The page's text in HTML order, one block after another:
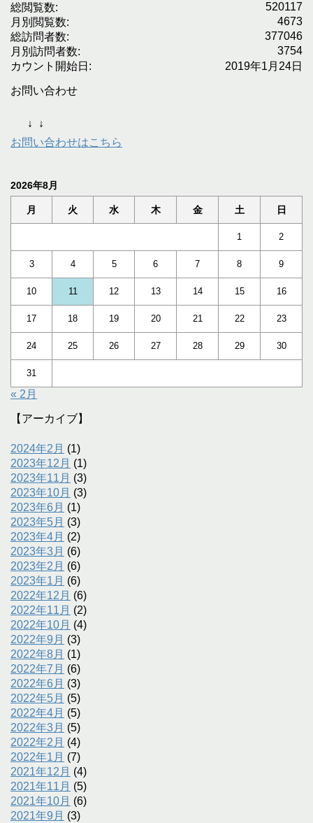
520117
総閲覧数:
4673
月別閲覧数:
377046
総訪問者数:
3754
月別訪問者数:
2019年1月24日
カウント開始日:
お問い合わせ
↓
↓
お問い合わせはこちら
2026年8月
月 火 水 木 金 土 日
1 2
3 4 5 6 7 8 9
10 11 12 13 14 15 16
17 18 19 20 21 22 23
24 25 26 27 28 29 30
31
« 2月
【アーカイブ】
2024年2月 (1)
2023年12月 (1)
2023年11月 (3)
2023年10月 (3)
2023年6月 (1)
2023年5月 (3)
2023年4月 (2)
2023年3月 (6)
2023年2月 (6)
2023年1月 (6)
2022年12月 (6)
2022年11月 (2)
2022年10月 (4)
2022年9月 (3)
2022年8月 (1)
2022年7月 (6)
2022年6月 (3)
2022年5月 (5)
2022年4月 (5)
2022年3月 (5)
2022年2月 (4)
2022年1月 (7)
2021年12月 (4)
2021年11月 (5)
2021年10月 (6)
2021年9月 (3)